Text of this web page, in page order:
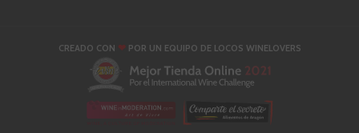
CREADO CON ❤POR UN EQUIPO DE LOCOS WINELOVERS